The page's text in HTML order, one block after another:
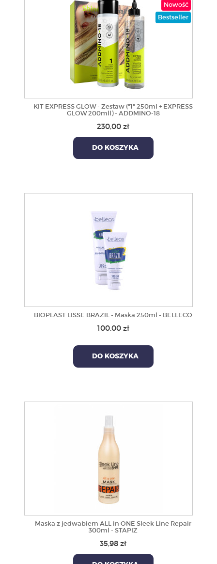
Nowość
Bestseller
KIT EXPRESS GLOW - Zestaw ("1" 250ml + EXPRESS
GLOW 200mll) - ADDMINO-18
230,00 zł
DO KOSZYKA
BIOPLAST LISSE BRAZIL - Maska 250ml - BELLECO
100,00 zł
DO KOSZYKA
Maska z jedwabiem ALL in ONE Sleek Line Repair
300ml - STAPIZ
35,98 zł